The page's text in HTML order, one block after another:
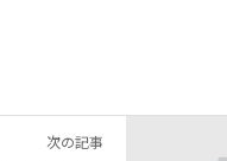
次の記事